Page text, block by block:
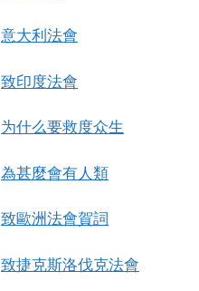
意大利法會
致印度法會
为什么要救度众生
為甚麼會有人類
致歐洲法會賀詞
致捷克斯洛伐克法會